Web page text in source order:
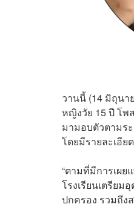
วานนี้ (14 มิถุนา
หญิงวัย 15 ปี โพ
มามอบตัวตามร
โดยมีรายละเอีย
“ตามที่มีการเผ
โรงเรียนเตรีย
ปกครอง รวมถึง